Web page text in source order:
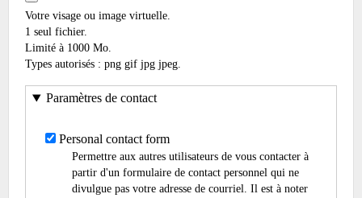
Votre visage ou image virtuelle.
1 seul fichier.
Limité à 1000 Mo.
Types autorisés : png gif jpg jpeg.
Paramètres de contact
Personal contact form
Permettre aux autres utilisateurs de vous contacter à
partir d'un formulaire de contact personnel qui ne
divulgue pas votre adresse de courriel. Il est à noter